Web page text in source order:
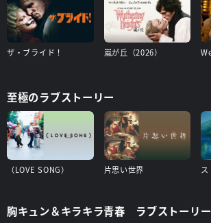
ザ・ブライド！ 嵐が丘（2026）
至極のラブストーリー
（LOVE SONG） 片思い世界
胸キュン＆キラキラ青春 ラブストーリー